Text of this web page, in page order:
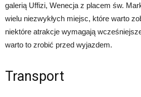
galerią Uffizi, Wenecja z placem św.
wielu niezwykłych miejsc, które warto
niektóre atrakcje wymagają
warto to zrobić przed wyjazdem.
Transport